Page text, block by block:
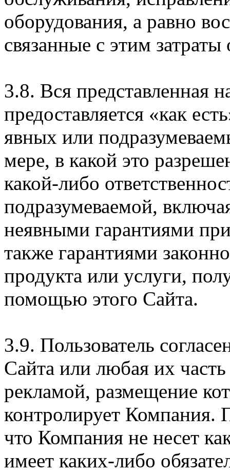
оборудования, а равно
связанные с этим
3.8. Вся представленная
предоставляется «как
явных или
мере, в какой это
какой-либо
подразумеваемой,
неявными гарантиями
также гарантиями
продукта или услуги,
помощью этого Сайта.
3.9. Пользователь
Сайта или любая их
рекламой, размещение
контролирует Компания.
что Компания не несет
имеет каких-либо